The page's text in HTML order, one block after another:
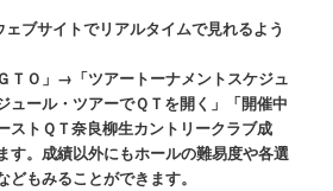
ブサイトでリアルタイムで見れるよう
ＴＯ」→「ツアートーナメントスケジュ
ール・ツアーでＱＴを開く」「開催中
ストＱＴ奈良柳生カントリークラブ成
す。成績以外にもホールの難易度や各選
もみることができます。